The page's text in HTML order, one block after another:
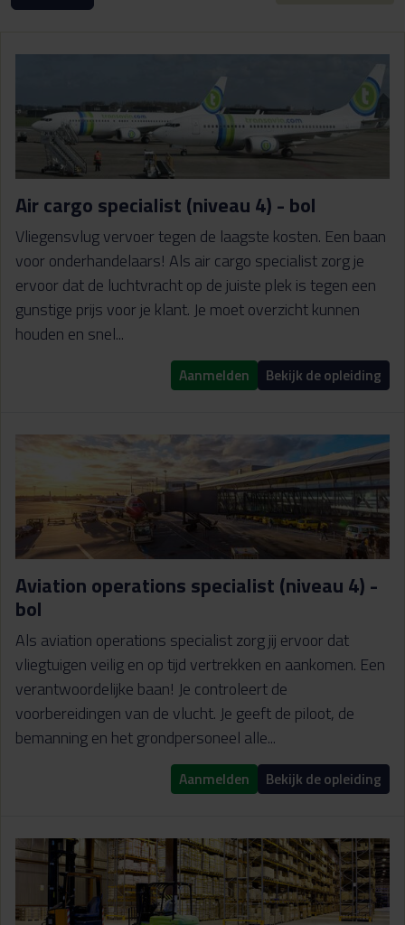
Air cargo specialist (niveau 4) - bol
Vliegensvlug vervoer tegen de laagste kosten. Een baan
voor onderhandelaars! Als air cargo specialist zorg je
ervoor dat de luchtvracht op de juiste plek is tegen een
gunstige prijs voor je klant. Je moet overzicht kunnen
houden en snel...
Aanmelden Bekijk de opleiding
Aviation operations specialist (niveau 4) -
bol
Als aviation operations specialist zorg jij ervoor dat
vliegtuigen veilig en op tijd vertrekken en aankomen. Een
verantwoordelijke baan! Je controleert de
voorbereidingen van de vlucht. Je geeft de piloot, de
bemanning en het grondpersoneel alle...
Aanmelden Bekijk de opleiding